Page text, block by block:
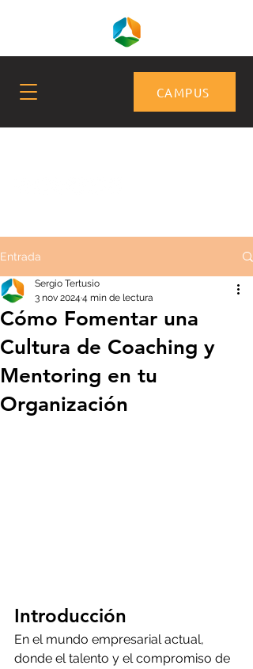
CAMPUS
Entrada
Cómo Fomentar una
Cultura de Coaching y
Mentoring en tu
Organización
Sergio Tertusio
3 nov 2024 4 min de lectura
Introducción
En el mundo empresarial actual,
donde el talento y el compromiso de